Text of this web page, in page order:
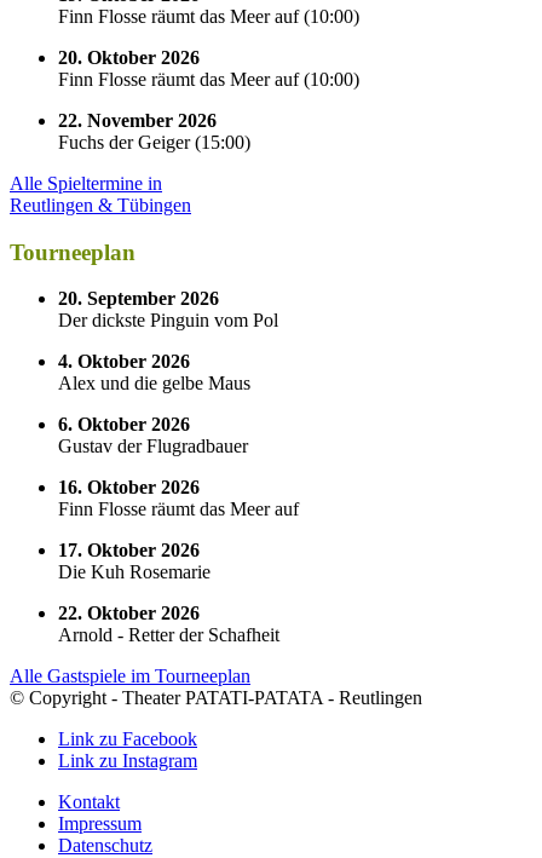
Finn Flosse räumt das Meer auf(10:00)
20. Oktober 2026
Finn Flosse räumt das Meer auf(10:00)
22. November 2026
Fuchs der Geiger(15:00)
Alle Spieltermine in
Reutlingen & Tübingen
Tourneeplan
20. September 2026
Der dickste Pinguin vom Pol
4. Oktober 2026
Alex und die gelbe Maus
6. Oktober 2026
Gustav der Flugradbauer
16. Oktober 2026
Finn Flosse räumt das Meer auf
17. Oktober 2026
Die Kuh Rosemarie
22. Oktober 2026
Arnold - Retter der Schafheit
Alle Gastspiele im Tourneeplan
© Copyright - Theater PATATI-PATATA - Reutlingen
Link zu Facebook
Link zu Instagram
Kontakt
Impressum
Datenschutz